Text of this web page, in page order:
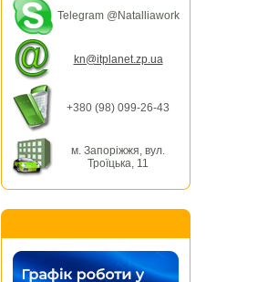
Telegram @Natalliawork
kn@itplanet.zp.ua
+380 (98) 099-26-43
м. Запоріжжя, вул.
Троїцька, 11